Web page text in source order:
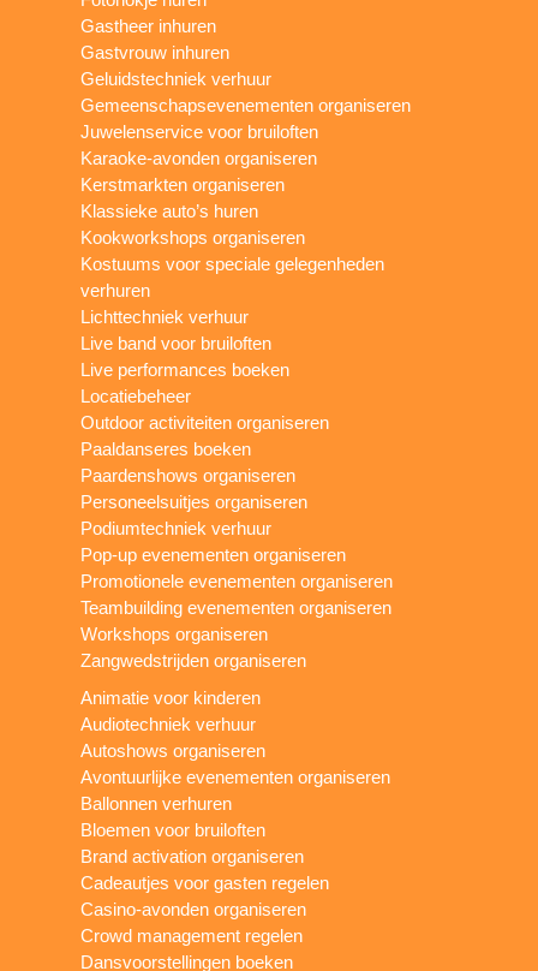
Gastheer inhuren
Gastvrouw inhuren
Geluidstechniek verhuur
Gemeenschapsevenementen organiseren
Juwelenservice voor bruiloften
Karaoke-avonden organiseren
Kerstmarkten organiseren
Klassieke auto’s huren
Kookworkshops organiseren
Kostuums voor speciale gelegenheden
verhuren
Lichttechniek verhuur
Live band voor bruiloften
Live performances boeken
Locatiebeheer
Outdoor activiteiten organiseren
Paaldanseres boeken
Paardenshows organiseren
Personeelsuitjes organiseren
Podiumtechniek verhuur
Pop-up evenementen organiseren
Promotionele evenementen organiseren
Teambuilding evenementen organiseren
Workshops organiseren
Zangwedstrijden organiseren
Animatie voor kinderen
Audiotechniek verhuur
Autoshows organiseren
Avontuurlijke evenementen organiseren
Ballonnen verhuren
Bloemen voor bruiloften
Brand activation organiseren
Cadeautjes voor gasten regelen
Casino-avonden organiseren
Crowd management regelen
Dansvoorstellingen boeken